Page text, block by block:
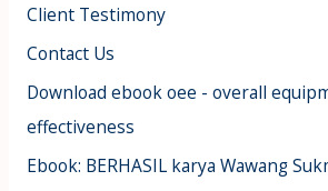
Client Testimony
Contact Us
Download ebook oee - overall
effectiveness
Ebook: BERHASIL karya Wawang